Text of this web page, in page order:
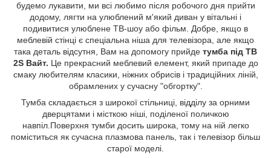
будемо лукавити, ми всі любимо після робочого дня прийти
додому, лягти на улюблений м'який диван у вітальні і
подивитися улюблене ТВ-шоу або фільм. Добре, якщо в
меблевій стінці є спеціальна ніша для телевізора, але якщо
така деталь відсутня, Вам на допомогу прийде тумба під ТВ
2S Вайт. Це прекрасний меблевий елемент, який припаде до
смаку любителям класики, ніжних обрисів і традиційних ліній,
обрамлених у сучасну "обгортку".
Тумба складається з широкої стільниці, відділу за орними
дверцятами і місткою ніші, поділеної поличкою
навпіл.Поверхня тумби досить широка, тому на ній легко
поміститься як сучасна плазмова панель, так і телевізор більш
старої моделі.